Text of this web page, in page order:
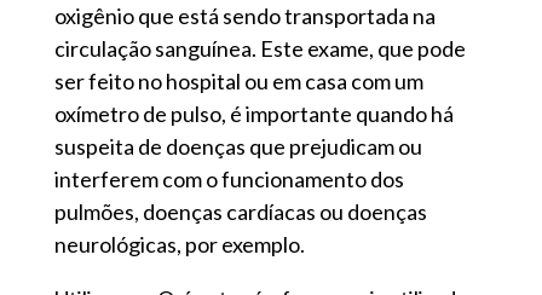
oxigênio que está sendo transportada na
circulação sanguínea. Este exame, que pode
ser feito no hospital ou em casa com um
oxímetro de pulso, é importante quando há
suspeita de doenças que prejudicam ou
interferem com o funcionamento dos
pulmões, doenças cardíacas ou doenças
neurológicas, por exemplo.